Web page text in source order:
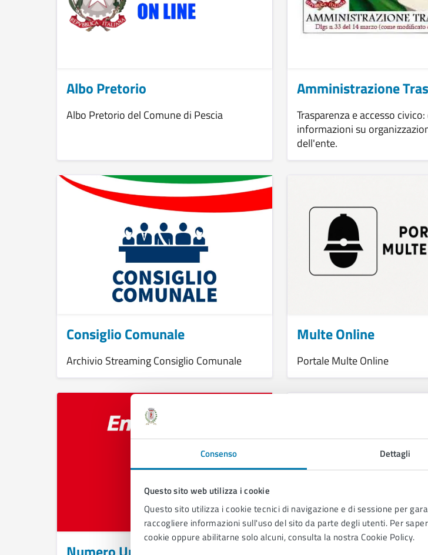
Consenso Dettagli
Questo sito web utilizza i cookie
Questo sito utilizza i cookie tecnici di navigazione e di sessione per
raccogliere informazioni sull'uso del sito da parte degli utenti. Per
cookie oppure abilitarne solo alcuni, consulta la nostra Cookie Policy.
Albo Pretorio
Albo Pretorio del Comune di Pescia
Amministrazione
Trasparenza e accesso
informazioni su
dell'ente.
Consiglio Comunale
Archivio Streaming Consiglio Comunale
Multe Online
Portale Multe Online